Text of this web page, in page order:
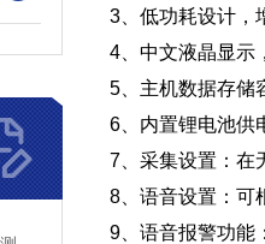
3、低功耗设计，
4、中文液晶显示
5、主机数据存储
6、内置锂电池供
7、采集设置：在
8、语音设置：可
9、语音报警功能